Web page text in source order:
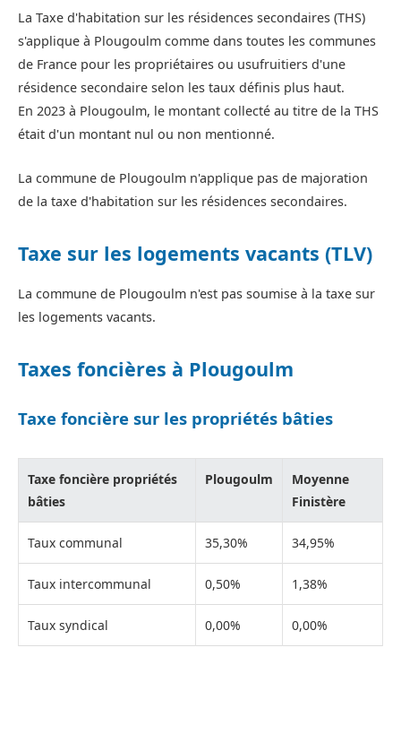
La Taxe d'habitation sur les résidences secondaires (THS)
s'applique à Plougoulm comme dans toutes les communes
de France pour les propriétaires ou usufruitiers d'une
résidence secondaire selon les taux définis plus haut.
En 2023 à Plougoulm, le montant collecté au titre de la THS
était d'un montant nul ou non mentionné.
La commune de Plougoulm n'applique pas de majoration
de la taxe d'habitation sur les résidences secondaires.
Taxe sur les logements vacants (TLV)
La commune de Plougoulm n'est pas soumise à la taxe sur
les logements vacants.
Taxes foncières à Plougoulm
Taxe foncière sur les propriétés bâties
Taxe foncière propriétés
bâties
Plougoulm
Moyenne
Finistère
Taux communal 35,30% 34,95%
Taux intercommunal 0,50% 1,38%
Taux syndical 0,00% 0,00%